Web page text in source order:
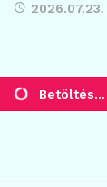
2026.07.23.